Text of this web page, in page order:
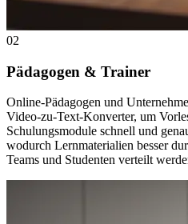
02
Pädagogen & Trainer
Online-Pädagogen und
Video-zu-Text-Konverter, um
Schulungsmodule schnell und
wodurch Lernmaterialien besser
Teams und Studenten verteilt